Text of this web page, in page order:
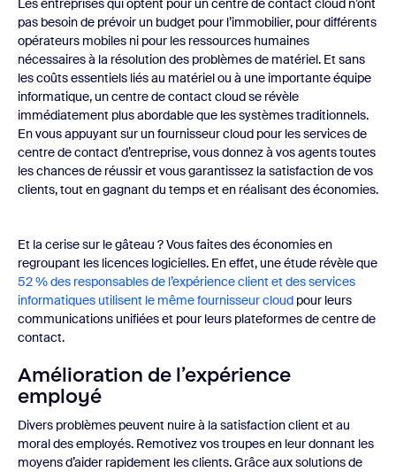
Les entreprises qui optent pour un centre de contact cloud n’ont
pas besoin de prévoir un budget pour l’immobilier, pour différents
opérateurs mobiles ni pour les ressources humaines
nécessaires à la résolution des problèmes de matériel. Et sans
les coûts essentiels liés au matériel ou à une importante équipe
informatique, un centre de contact cloud se révèle
immédiatement plus abordable que les systèmes traditionnels.
En vous appuyant sur un fournisseur cloud pour les services de
centre de contact d’entreprise, vous donnez à vos agents toutes
les chances de réussir et vous garantissez la satisfaction de vos
clients, tout en gagnant du temps et en réalisant des économies.
Et la cerise sur le gâteau ? Vous faites des économies en
regroupant les licences logicielles. En effet, une étude révèle que
52 % des responsables de l’expérience client et des services
informatiques utilisent le même fournisseur cloud pour leurs
communications unifiées et pour leurs plateformes de centre de
contact.
Amélioration de l’expérience
employé
Divers problèmes peuvent nuire à la satisfaction client et au
moral des employés. Remotivez vos troupes en leur donnant les
moyens d’aider rapidement les clients. Grâce aux solutions de